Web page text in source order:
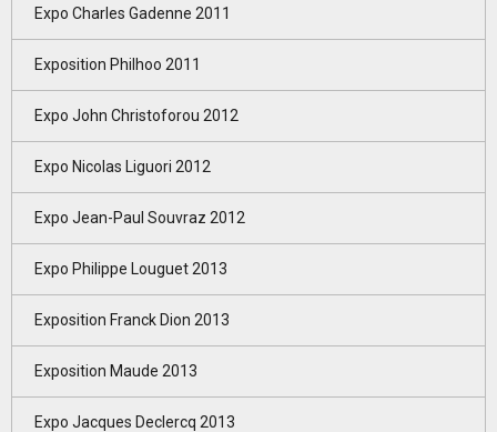
Expo Charles Gadenne 2011
Exposition Philhoo 2011
Expo John Christoforou 2012
Expo Nicolas Liguori 2012
Expo Jean-Paul Souvraz 2012
Expo Philippe Louguet 2013
Exposition Franck Dion 2013
Exposition Maude 2013
Expo Jacques Declercq 2013